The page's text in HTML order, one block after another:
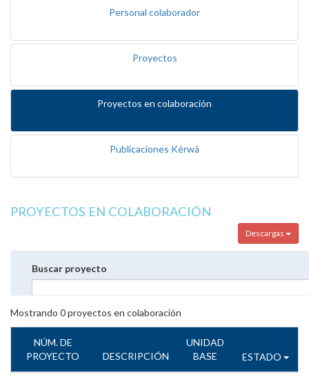
Personal colaborador
Proyectos
Proyectos en colaboración
Publicaciones Kérwá
PROYECTOS EN COLABORACIÓN
Descargas
Buscar proyecto
Mostrando 0proyectos en colaboración
NÚM. DE
PROYECTO
DESCRIPCIÓN
UNIDAD
BASE
ESTADO